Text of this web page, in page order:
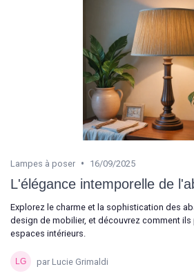
Lampes à poser • 16/09/2025
L'élégance intemporelle de
Explorez le charme et la sophistication des
design de mobilier, et découvrez comment
espaces intérieurs.
par Lucie Grimaldi